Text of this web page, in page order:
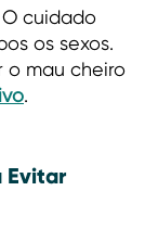
cuidado
os sexos.
o mau cheiro
.
Evitar